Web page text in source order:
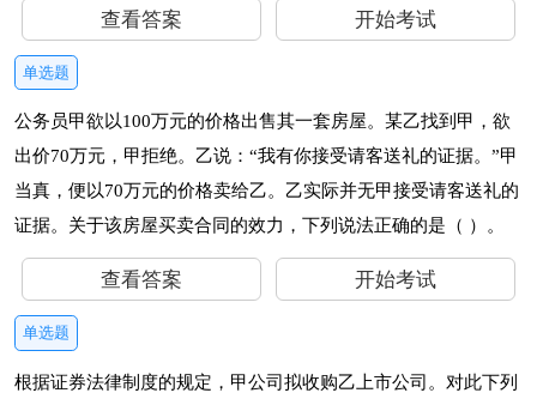
查看答案 开始考试
单选题
公务员甲欲以100万元的价格出售其一套房屋。某乙找到甲，欲
出价70万元，甲拒绝。乙说：“我有你接受请客送礼的证据。”甲
当真，便以70万元的价格卖给乙。乙实际并无甲接受请客送礼的
证据。关于该房屋买卖合同的效力，下列说法正确的是（ ）。
查看答案 开始考试
单选题
根据证券法律制度的规定，甲公司拟收购乙上市公司。对此下列